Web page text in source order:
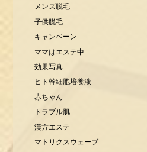
メンズ脱毛
子供脱毛
キャンペーン
ママはエステ中
効果写真
ヒト幹細胞培養液
赤ちゃん
トラブル肌
漢方エステ
マトリクスウェーブ